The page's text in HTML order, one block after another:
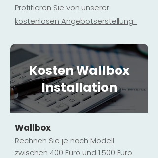
Profitieren Sie von unserer
kostenlosen Angebotserstellung.
Kosten Wallbox
Installation
Wallbox
Rechnen Sie je nach Modell
zwischen 400 Euro und 1.500 Euro.